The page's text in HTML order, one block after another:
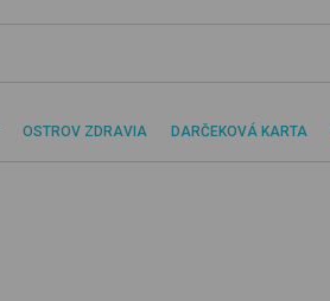
OSTROV ZDRAVIA DARČEKOVÁ KARTA